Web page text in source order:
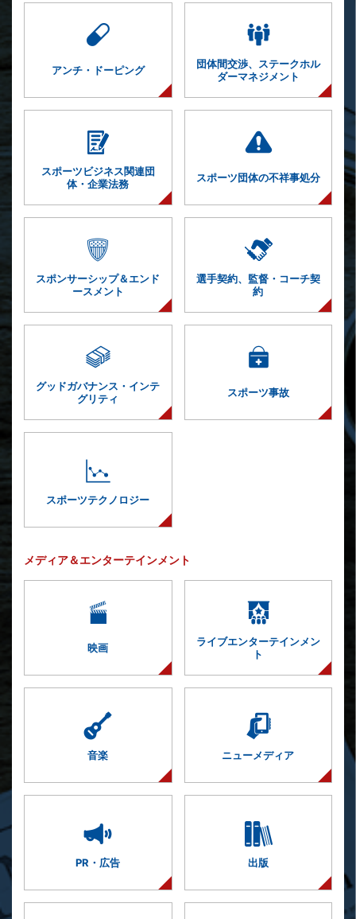
アンチ・ドーピング 団体間交渉、
ステークホル
ダーマネジメント
スポーツビジネス関連団
体・企業法務
スポーツ団体の不祥事処分
スポンサーシップ＆エンド
ースメント
選手契約、監督・ コーチ契
約
グッドガバナンス・インテ
グリティ
スポーツ事故
スポーツテクノロジー
メディア＆エンターテインメント
映画 ライブエンターテインメン
ト
音楽 ニューメディア
PR・広告 出版